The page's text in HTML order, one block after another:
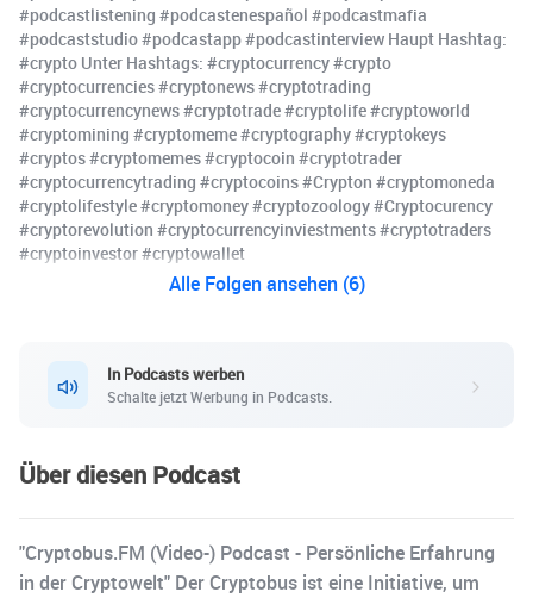
#podcastlistening #podcastenespañol #podcastmafia
#podcaststudio #podcastapp #podcastinterview Haupt Hashtag:
#crypto Unter Hashtags: #cryptocurrency #crypto
#cryptocurrencies #cryptonews #cryptotrading
#cryptocurrencynews #cryptotrade #cryptolife #cryptoworld
#cryptomining #cryptomeme #cryptography #cryptokeys
#cryptos #cryptomemes #cryptocoin #cryptotrader
#cryptocurrencytrading #cryptocoins #Crypton #cryptomoneda
#cryptolifestyle #cryptomoney #cryptozoology #Cryptocurency
#cryptorevolution #cryptocurrencyinviestments #cryptotraders
#cryptoinvestor #cryptowallet
Alle Folgen ansehen (6)
In Podcasts werben
Schalte jetzt Werbung in Podcasts.
Über diesen Podcast
"Cryptobus.FM (Video-) Podcast - Persönliche Erfahrung
in der Cryptowelt" Der Cryptobus ist eine Initiative, um